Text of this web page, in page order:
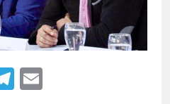
Telegram